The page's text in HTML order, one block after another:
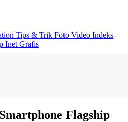
Tips & Trik Foto Video Indeks
Inet Grafis
Flagship